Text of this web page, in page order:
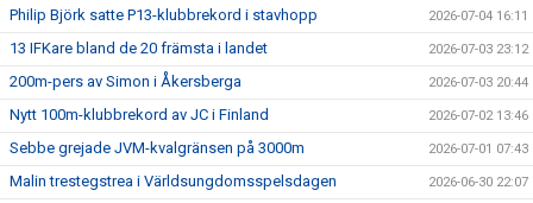
Philip Björk satte P13-klubbrekord i stavhopp 2026-07-04 16:11
13 IFKare bland de 20 främsta i landet 2026-07-03 23:12
200m-pers av Simon i Åkersberga 2026-07-03 20:44
Nytt 100m-klubbrekord av JC i Finland 2026-07-02 13:46
Sebbe grejade JVM-kvalgränsen på 3000m 2026-07-01 07:43
Malin trestegstrea i Världsungdomsspelsdagen 2026-06-30 22:07